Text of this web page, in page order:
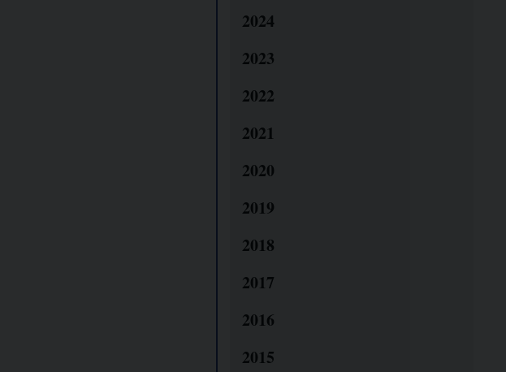
2024
2023
2022
2021
2020
2019
2018
2017
2016
2015